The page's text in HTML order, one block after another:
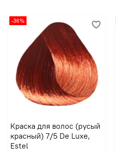
-36%
Краска для волос (русый
красный) 7/5 De Luxe,
Estel